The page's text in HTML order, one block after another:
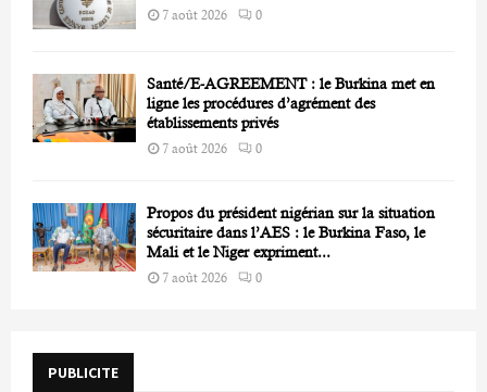
7 août 2026 0
Santé/E-AGREEMENT : le Burkina met en
ligne les procédures d’agrément des
établissements privés
7 août 2026 0
Propos du président nigérian sur la situation
sécuritaire dans l’AES : le Burkina Faso, le
Mali et le Niger expriment...
7 août 2026 0
PUBLICITE